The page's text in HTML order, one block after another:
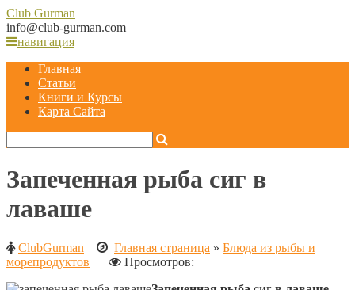
Club Gurman
info@club-gurman.com
навигация
Главная
Статьи
Книги и Курсы
Карта Сайта
Запеченная рыба сиг в
лаваше
ClubGurman Главная страница » Блюда из рыбы и
морепродуктов
Просмотров: